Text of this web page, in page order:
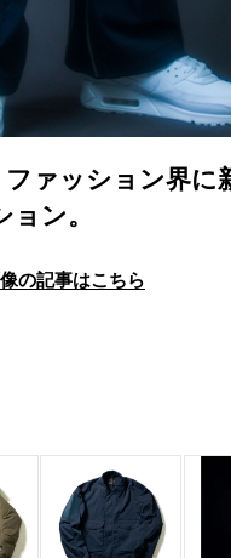
ァッション界に
ン。
の記事はこちら